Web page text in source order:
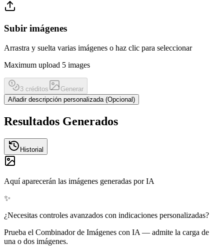
Subir imágenes
Arrastra y suelta varias imágenes o haz clic para seleccionar
Maximum upload 5 images
3 créditos
Generar
Añadir descripción personalizada (Opcional)
Resultados Generados
Historial
Aquí aparecerán las imágenes generadas por IA
✨
¿Necesitas controles avanzados con indicaciones personalizadas?
Prueba el Combinador de Imágenes con IA — admite la carga de
una o dos imágenes.